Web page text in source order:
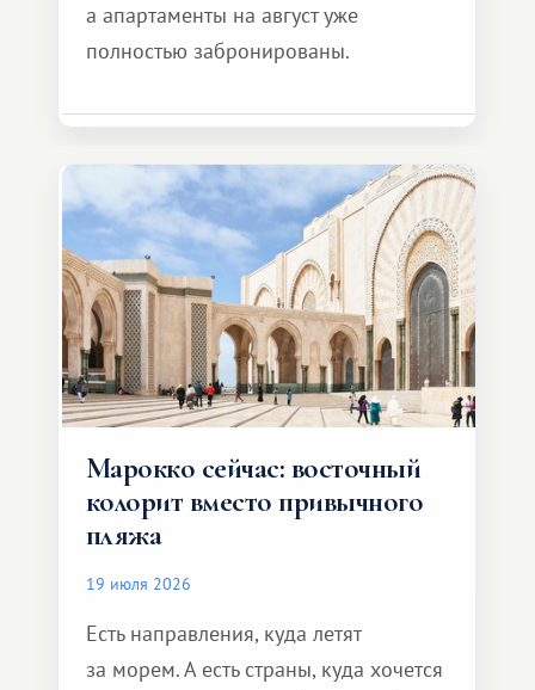
а апартаменты на август уже
полностью забронированы.
Марокко сейчас: восточный
колорит вместо привычного
пляжа
19 июля 2026
Есть направления, куда летят
за морем. А есть страны, куда хочется